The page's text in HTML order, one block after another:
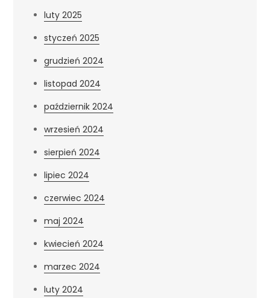
luty 2025
styczeń 2025
grudzień 2024
listopad 2024
październik 2024
wrzesień 2024
sierpień 2024
lipiec 2024
czerwiec 2024
maj 2024
kwiecień 2024
marzec 2024
luty 2024